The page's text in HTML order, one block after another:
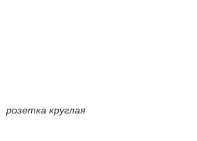
розетка круглая